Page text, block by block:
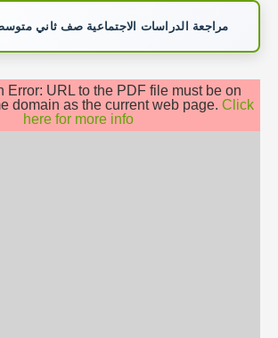
مراجعة الدراسات الاجتماعية صف ثاني
Error: URL to the PDF file must be on
domain as the current web page. Click
here for more info